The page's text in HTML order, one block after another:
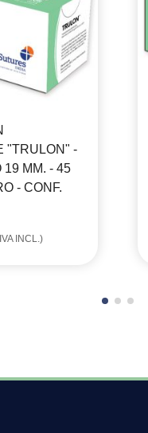
"TRULON" -
19 MM. - 45
- CONF.
IVA INCL.)